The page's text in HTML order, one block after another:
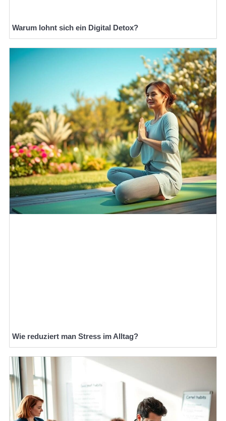
Warum lohnt sich ein Digital Detox?
Wie reduziert man Stress im Alltag?